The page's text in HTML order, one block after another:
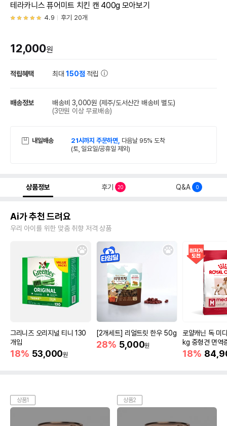
테라카니스 퓨어미트 치킨 캔 400g 모아보기
4.9 후기 20개
12,000원
적립혜택 최대150점 적립
배송정보 배송비 3,000원 (제주/도서산간 배송비 별도)
(3만원 이상 무료배송)
내일배송 21시까지 주문하면, 다음날 95% 도착
(토, 일요일/공휴일 제외)
상품정보 후기 20 Q&A 0
Ai가 추천 드려요
우리 아이를 위한 맞춤 취향 저격 상품
그리니즈 오리지널 티니 130
개입
18% 53,000원
[2개세트] 리얼트릿 한우 50g
28% 5,000원
로얄캐닌 독 미
kg 중형견 면역
18%
상품1 상품2